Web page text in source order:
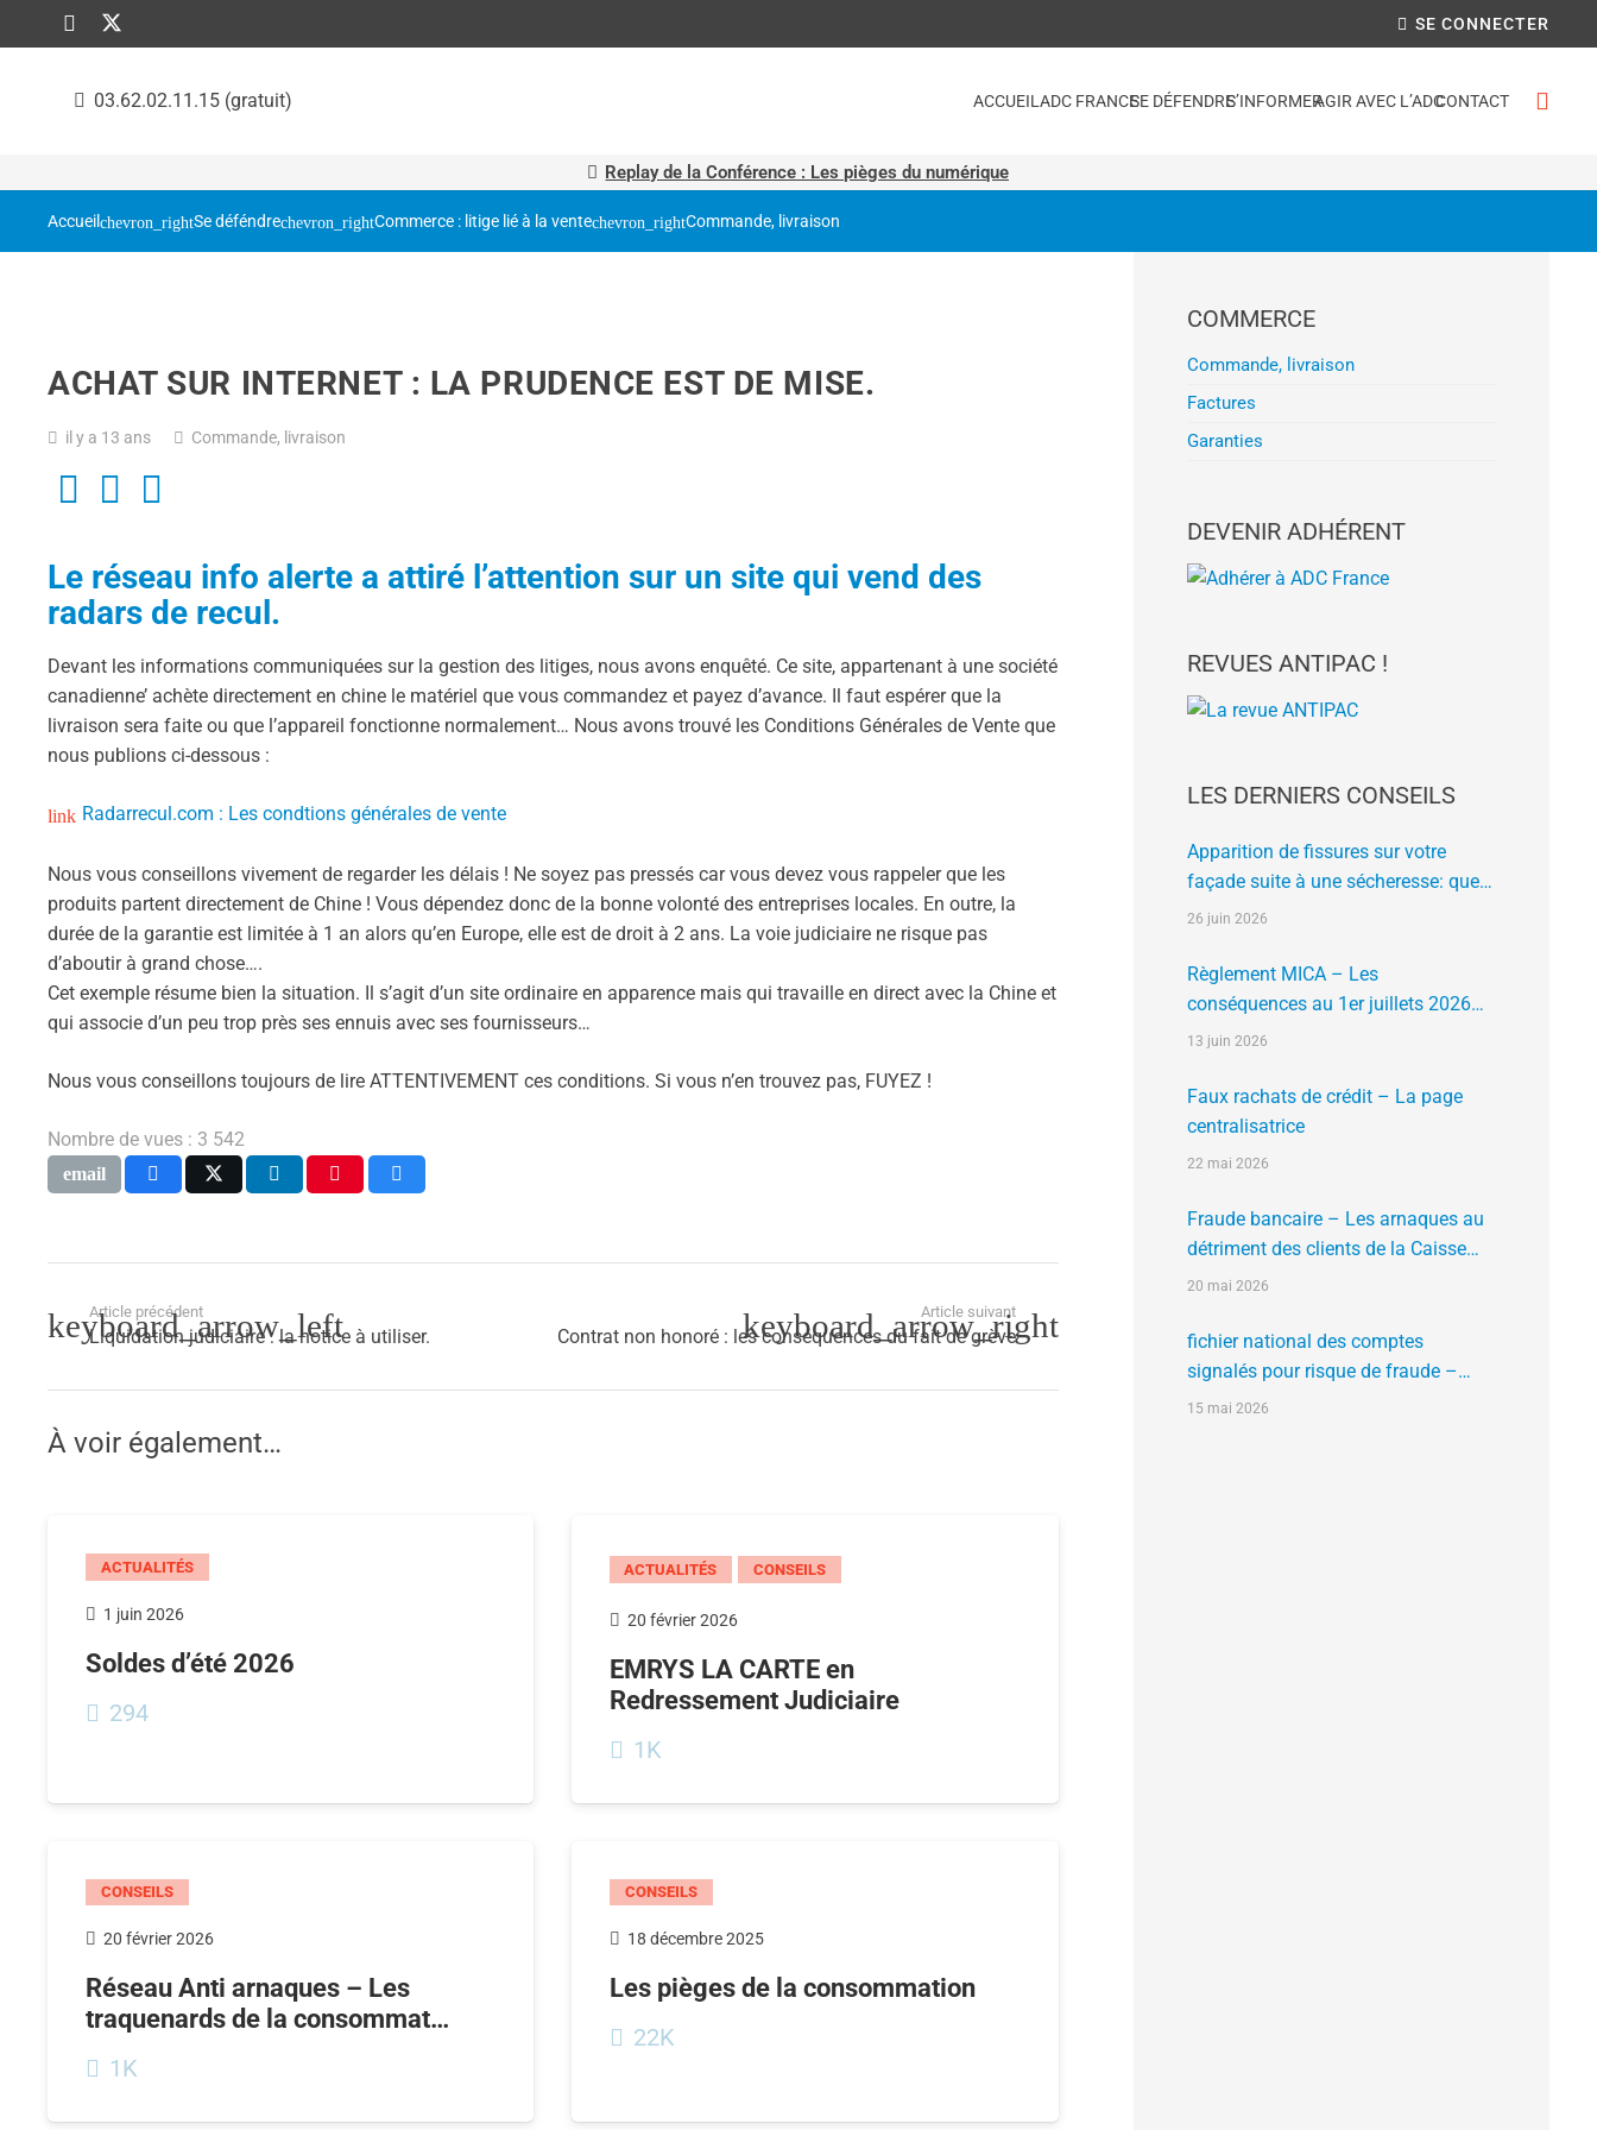
SE CONNECTER
03.62.02.11.15 (gratuit) ACCUEIL ADC FRANCESE DÉFENDRES’INFORMERAGIR AVEC L’ADCCONTACT
Replay de la Conférence : Les pièges du numérique
Accueil Se déféndre Commerce : litige lié à la vente Commande, livraison
ACHAT SUR INTERNET : LA PRUDENCE EST DE MISE.
il y a 13 ans Commande, livraison
Le réseau info alerte a attiré l’attention sur un site qui vend des
radars de recul.
Devant les informations communiquées sur la gestion des litiges, nous avons enquêté. Ce site, appartenant à une société
canadienne’ achète directement en chine le matériel que vous commandez et payez d’avance. Il faut espérer que la
livraison sera faite ou que l’appareil fonctionne normalement… Nous avons trouvé les Conditions Générales de Vente que
nous publions ci-dessous :
Radarrecul.com : Les condtions générales de vente
Nous vous conseillons vivement de regarder les délais ! Ne soyez pas pressés car vous devez vous rappeler que les
produits partent directement de Chine ! Vous dépendez donc de la bonne volonté des entreprises locales. En outre, la
durée de la garantie est limitée à 1 an alors qu’en Europe, elle est de droit à 2 ans. La voie judiciaire ne risque pas
d’aboutir à grand chose….
Cet exemple résume bien la situation. Il s’agit d’un site ordinaire en apparence mais qui travaille en direct avec la Chine et
qui associe d’un peu trop près ses ennuis avec ses fournisseurs…
Nous vous conseillons toujours de lire ATTENTIVEMENT ces conditions. Si vous n’en trouvez pas, FUYEZ !
Nombre de vues : 3 542
Article précédent
Liquidation judiciaire : la notice à utiliser.
Article suivant
Contrat non honoré : les conséquences du fait de grève
À voir également…
ACTUALITÉS
1 juin 2026
Soldes d’été 2026
294
ACTUALITÉS CONSEILS
20 février 2026
EMRYS LA CARTE en
Redressement Judiciaire
1K
CONSEILS
20 février 2026
Réseau Anti arnaques – Les
traquenards de la consommat…
1K
CONSEILS
18 décembre 2025
Les pièges de la consommation
22K
COMMERCE
Commande, livraison
Factures
Garanties
DEVENIR ADHÉRENT
REVUES ANTIPAC !
LES DERNIERS CONSEILS
Apparition de fissures sur votre
façade suite à une sécheresse: que
faire?
26 juin 2026
Règlement MICA – Les
conséquences au 1er juillets 2026
des plates formes crypto n’ayant pas
13 juin 2026
Faux rachats de crédit – La page
centralisatrice
22 mai 2026
Fraude bancaire – Les arnaques au
détriment des clients de la Caisse
d’Epargne
20 mai 2026
fichier national des comptes
signalés pour risque de fraude –
FNC-RF : un nouveau rempart contre
15 mai 2026